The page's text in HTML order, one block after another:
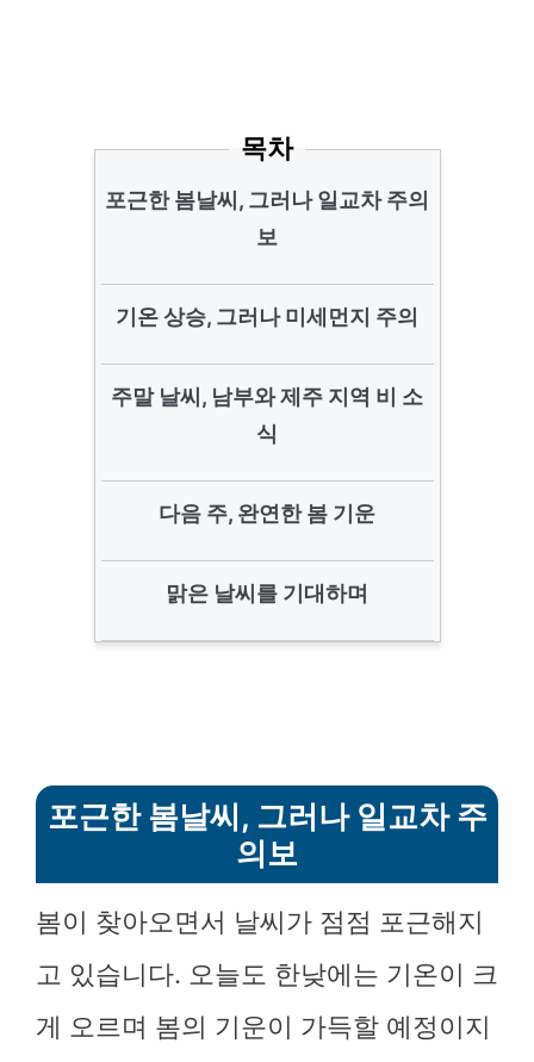
목차
포근한 봄날씨, 그러나 일교차 주의
보
기온 상승, 그러나 미세먼지 주의
주말 날씨, 남부와 제주 지역 비 소
식
다음 주, 완연한 봄 기운
맑은 날씨를 기대하며
포근한 봄날씨, 그러나 일교차 주
의보
봄이 찾아오면서 날씨가 점점 포근해지
고 있습니다. 오늘도 한낮에는 기온이 크
게 오르며 봄의 기운이 가득할 예정이지